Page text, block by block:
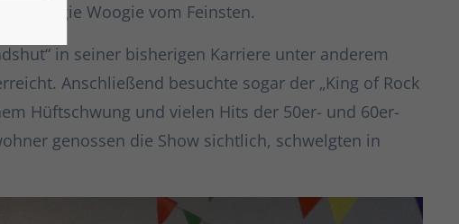
Boogie Woogie vom Feinsten.
in seiner bisherigen Karriere unter anderem
Anschließend besuchte sogar der „King of Rock
Hüftschwung und vielen Hits der 50er- und 60er-
genossen die Show sichtlich, schwelgten in